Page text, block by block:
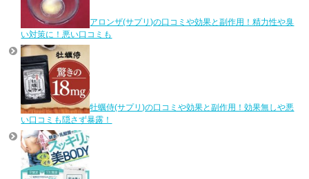
アロンザ(サプリ)の口コミや効果と副作用！精力性や臭
い対策に！悪い口コミも
牡蠣侍(サプリ)の口コミや効果と副作用！効果無しや悪
い口コミも隠さず暴露！